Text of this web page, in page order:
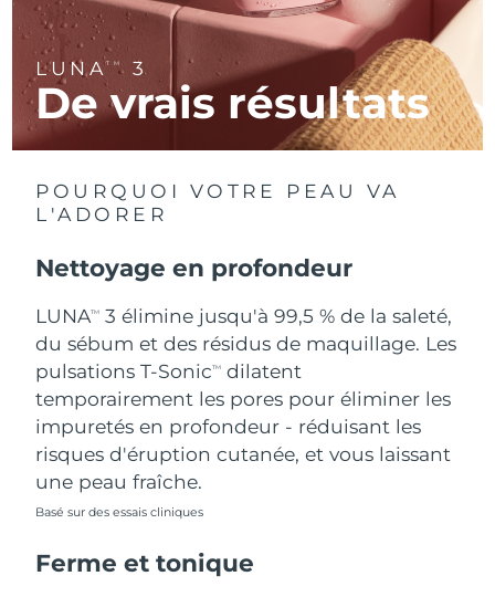
LUNATM 3
De vrais résultats
POURQUOI VOTRE PEAU VA
L'ADORER
Nettoyage en profondeur
LUNATM
3 élimine jusqu'à 99,5 % de la saleté,
du sébum et des résidus de maquillage. Les
pulsations T-SonicTM
dilatent
temporairement les pores pour éliminer les
impuretés en profondeur - réduisant les
risques d'éruption cutanée, et vous laissant
une peau fraîche.
Basé sur des essais cliniques
Ferme et tonique
R.A.S. chinoise de
Macao
Livraison estimée8/13/26
Malaisie Livraison estimée8/14/26
Malte
Monaco Livraison estimée
Pays-Bas Livraison estimée 8/11/26
Nouvelle-Zélande
Norvège Livraison estimée8/11/26
Oman